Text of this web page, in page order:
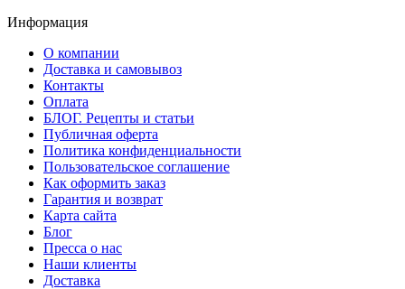
Информация
О компании
Доставка и самовывоз
Контакты
Оплата
БЛОГ. Рецепты и статьи
Публичная оферта
Политика конфиденциальности
Пользовательское соглашение
Как оформить заказ
Гарантия и возврат
Карта сайта
Блог
Пресса о нас
Наши клиенты
Доставка